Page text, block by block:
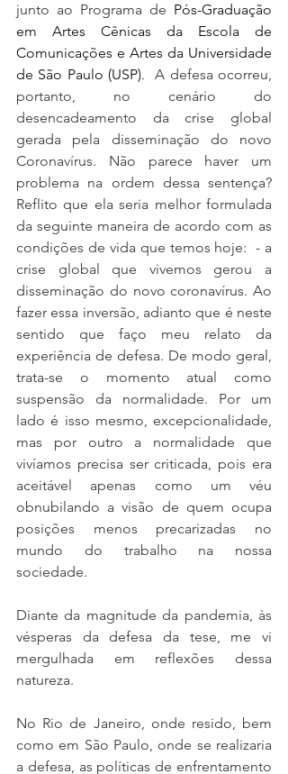
junto ao Programa de Pós-Graduação
em Artes Cênicas da Escola de
Comunicações e Artes da Universidade
de São Paulo (USP).  A defesa ocorreu,
portanto, no cenário do
desencadeamento da crise global
gerada pela disseminação do novo
Coronavírus. Não parece haver um
problema na ordem dessa sentença?
Reflito que ela seria melhor formulada
da seguinte maneira de acordo com as
condições de vida que temos hoje:  - a
crise global que vivemos gerou a
disseminação do novo coronavírus. Ao
fazer essa inversão, adianto que é neste
sentido que faço meu relato da
experiência de defesa. De modo geral,
trata-se o momento atual como
suspensão da normalidade. Por um
lado é isso mesmo, excepcionalidade,
mas por outro a normalidade que
vivíamos precisa ser criticada, pois era
aceitável apenas como um véu
obnubilando a visão de quem ocupa
posições menos precarizadas no
mundo do trabalho na nossa
sociedade.
Diante da magnitude da pandemia, às
vésperas da defesa da tese, me vi
mergulhada em reflexões dessa
natureza.
No Rio de Janeiro, onde resido, bem
como em São Paulo, onde se realizaria
a defesa, as políticas de enfrentamento